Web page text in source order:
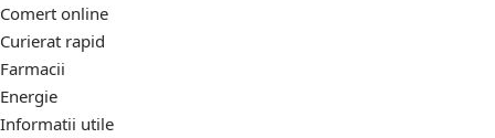
Comert online
Curierat rapid
Farmacii
Energie
Informatii utile